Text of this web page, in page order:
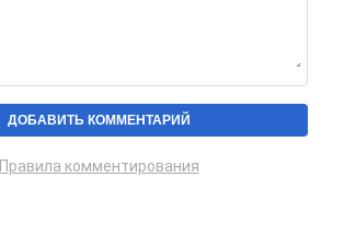
Правила комментирования